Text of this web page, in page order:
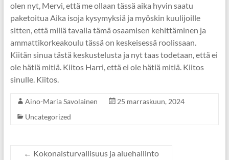
olen nyt, Mervi, että me ollaan tässä aika hyvin saatu
paketoitua Aika isoja kysymyksiä ja myöskin kuulijoille
sitten, että millä tavalla tämä osaamisen kehittäminen ja
ammattikorkeakoulu tässä on keskeisessä roolissaan.
Kiitän sinua tästä keskustelusta ja nyt taas todetaan, että ei
ole hätiä mitiä. Kiitos Harri, että ei ole hätiä mitiä. Kiitos
sinulle. Kiitos.
Aino-Maria Savolainen
25 marraskuun, 2024
Uncategorized
← Kokonaisturvallisuus ja aluehallinto